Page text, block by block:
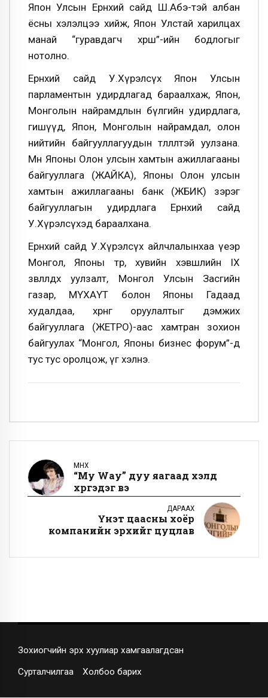
Япон Улсын Ерөнхий сайд Ш.Абэ-тэй албан
ёсны хэлэлцээ хийж, Япон Улстай харилцах
манай “гуравдагч хөрш”-ийн бодлогыг
нотолно.
Ерөнхий сайд У.Хүрэлсүх Япон Улсын
парламентын удирдлагад бараалхаж, Япон,
Монголын найрамдлын бүлгийн удирдлага,
гишүүд, Япон, Монголын найрамдал, олон
нийтийн байгууллагуудын төлөөлөлтэй уулзана.
Мөн Японы Олон улсын хамтын ажиллагааны
байгууллага (ЖАЙКА), Японы Олон улсын
хамтын ажиллагааны банк (ЖБИК) зэрэг
байгууллагын удирдлага Ерөнхий сайд
У.Хүрэлсүхэд бараалхана.
Ерөнхий сайд У.Хүрэлсүх айлчлалынхаа үеэр
Монгол, Японы төр, хувийн хэвшлийн IX
зөвлөлдөх уулзалт, Монгол Улсын Засгийн
газар, МҮХАҮТ болон Японы Гадаад
худалдаа, хөрөнгө оруулалтыг дэмжих
байгууллага (ЖЕТРО)-аас хамтран зохион
байгуулах “Монгол, Японы бизнес форум”-д
тус тус оролцож, үг хэлнэ.
ӨМНӨХ
“My Way” дуу яагаад үхэлд
хүргэдэг вэ
ДАРААХ
Үнэт цаасны хоёр
компанийн эрхийг цуцлав
Зохиогчийн эрх хуулиар хамгаалагдсан
Сурталчилгаа Холбоо барих